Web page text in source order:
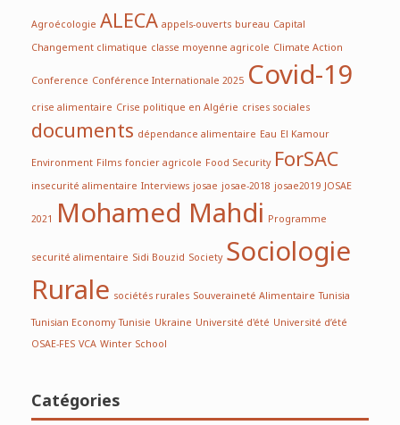
Agroécologie ALECAappels-ouverts bureau Capital
Changement climatique classe moyenne agricole Climate Action
Conference Conférence Internationale 2025 Covid-19
crise alimentaire Crise politique en Algérie crises sociales
documents dépendance alimentaire Eau El Kamour
Environment Filmsfoncier agricole Food Security ForSAC
insecurité alimentaire Interviewsjosae josae-2018 josae2019JOSAE
2021 Mohamed Mahdi Programme
securité alimentaire Sidi Bouzid Society Sociologie
Rurale sociétés rurales Souveraineté Alimentaire Tunisia
Tunisian EconomyTunisie Ukraine Université d'été Université d’été
OSAE-FESVCAWinter School
Catégories